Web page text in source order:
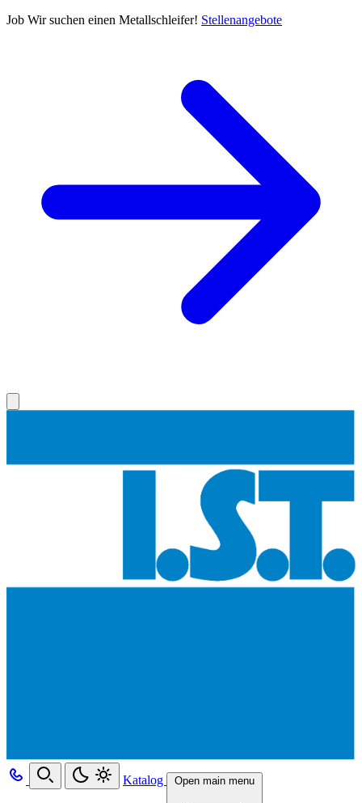
Job Wir suchen einen Metallschleifer! Stellenangebote
Katalog Open main menu